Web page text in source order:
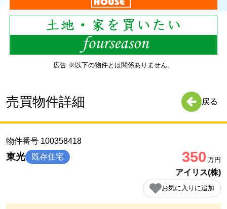
広告 ※以下の物件とは関係ありません。
売買物件詳細 戻る
物件番号 100358418
東光 既存住宅 350 万円
アイリス(株)
お気に入りに追加